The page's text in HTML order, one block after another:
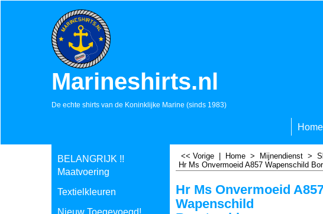
Marineshirts.nl
De echte shirts van de Koninklijke Marine (sinds 1983)
Home
BELANGRIJK !!
Maatvoering
Textielkleuren
Nieuw Toegevoegd!
<< Vorige Home > Mijnendienst >
Hr Ms Onvermoeid A857 Wapenschild
Hr Ms Onvermoeid
Wapenschild